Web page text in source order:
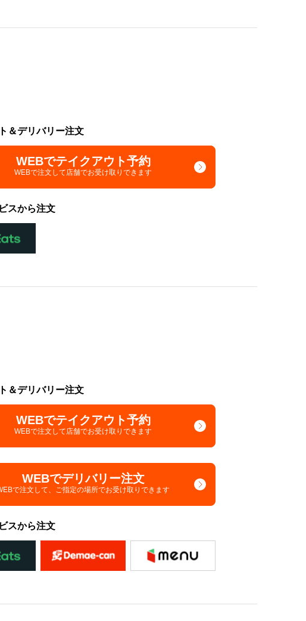
＆デリバリー注文
WEBでテイクアウト予約
WEBで注文して店舗でお受け取りできます
スから注文
＆デリバリー注文
WEBでテイクアウト予約
WEBで注文して 店舗でお受け取りできます
WEBでデリバリー注文
で注文して、 ご指定の場所でお受け取りできます
スから注文